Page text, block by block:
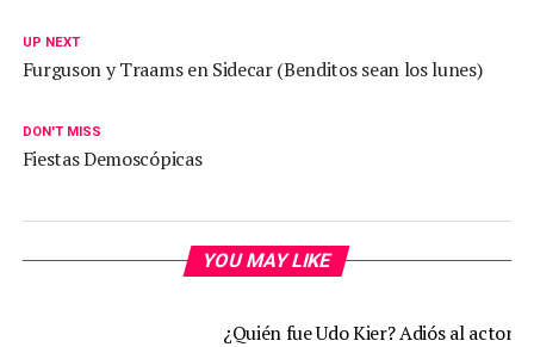
UP NEXT
Furguson y Traams en Sidecar (Benditos sean los lunes)
DON'T MISS
Fiestas Demoscópicas
YOU MAY LIKE
¿Quién fue Udo Kier? Adiós al actor